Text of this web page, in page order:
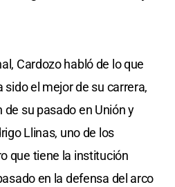
Cardozo habló de lo que
sido el mejor de su carrera,
su pasado en Unión y
Llinas, uno de los
que tiene la institución
en la defensa del arco